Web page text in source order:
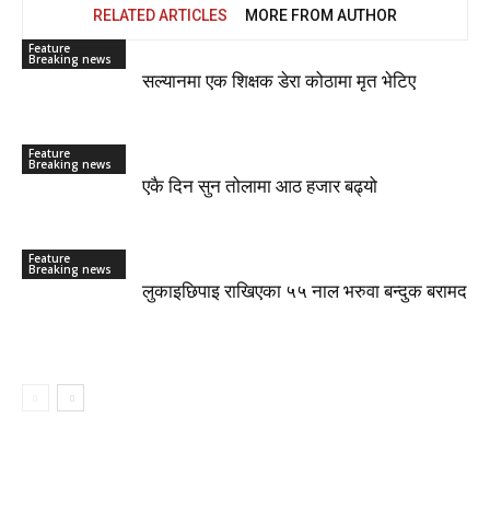
RELATED ARTICLES MORE FROM AUTHOR
Feature
Breaking news
सल्यानमा एक शिक्षक डेरा कोठामा मृत भेटिए
Feature
Breaking news
एकै दिन सुन तोलामा आठ हजार बढ्यो
Feature
Breaking news
लुकाइछिपाइ राखिएका ५५ नाल भरुवा बन्दुक बरामद